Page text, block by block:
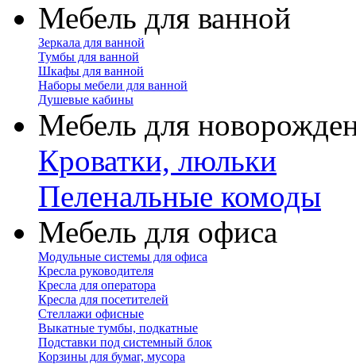
Мебель для ванной
Зеркала для ванной
Тумбы для ванной
Шкафы для ванной
Наборы мебели для ванной
Душевые кабины
Мебель для
Кроватки, люльки
Пеленальные комоды
Мебель для офиса
Модульные системы для офиса
Кресла руководителя
Кресла для оператора
Кресла для посетителей
Стеллажи офисные
Выкатные тумбы, подкатные
Подставки под системный блок
Корзины для бумаг, мусора